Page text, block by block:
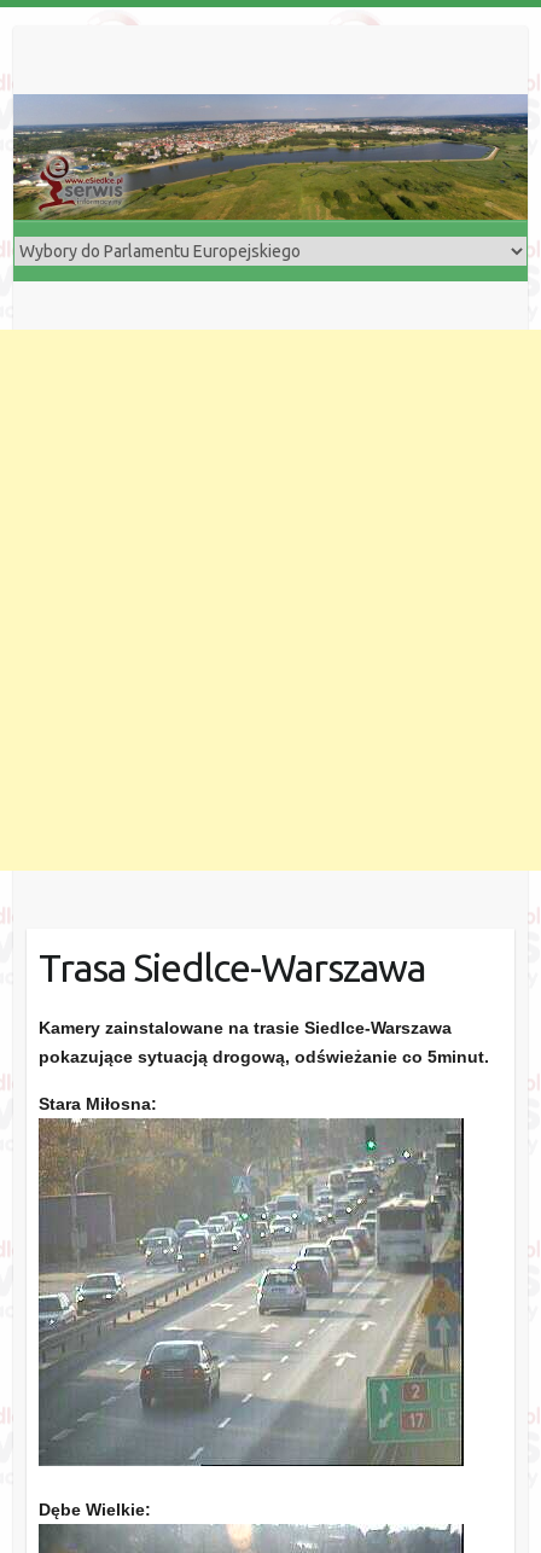
Trasa Siedlce-Warszawa
Kamery zainstalowane na trasie Siedlce-Warszawa
pokazujące sytuacją drogową, odświeżanie co 5minut.
Stara Miłosna:
Dębe Wielkie: